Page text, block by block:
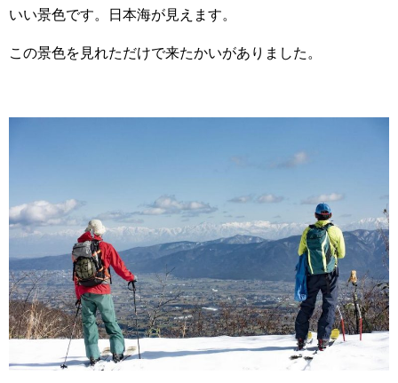
いい景色です。日本海が見えます。
この景色を見れただけで来たかいがありました。